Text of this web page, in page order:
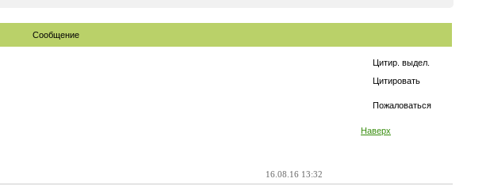
Сообщение
Цитир. выдел.
Цитировать
Пожаловаться
Наверх
16.08.16 13:32